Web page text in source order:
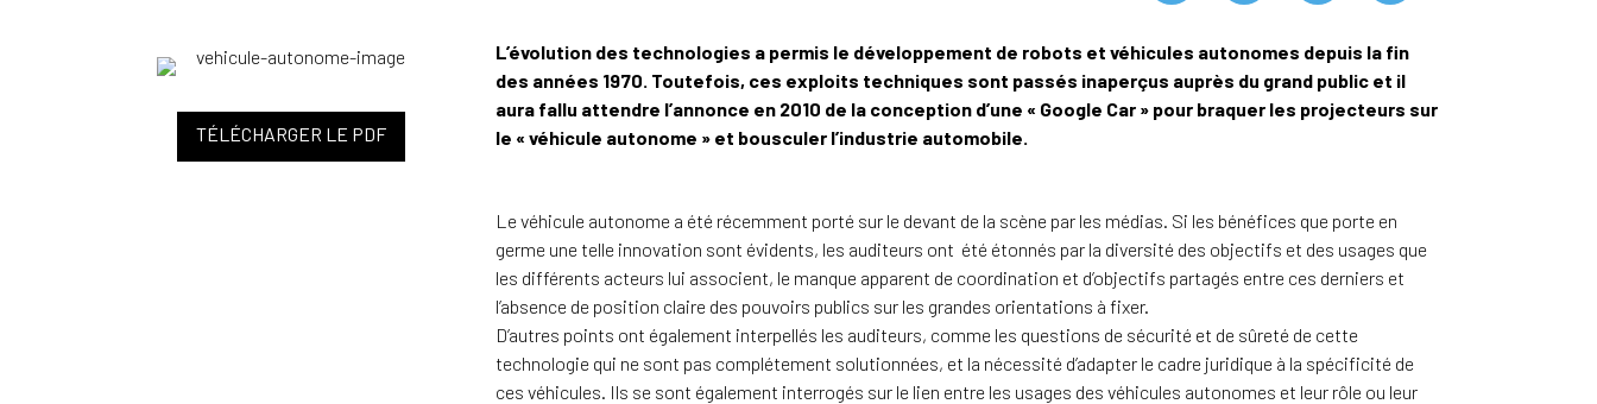
TÉLÉCHARGER LE PDF
L’évolution des technologies a permis le développement de robots et véhicules autonomes depuis la fin
des années 1970. Toutefois, ces exploits techniques sont passés inaperçus auprès du grand public et il
aura fallu attendre l’annonce en 2010 de la conception d’une « Google Car » pour braquer les projecteurs sur
le « véhicule autonome » et bousculer l’industrie automobile.
Le véhicule autonome a été récemment porté sur le devant de la scène par les médias. Si les bénéfices que porte en
germe une telle innovation sont évidents, les auditeurs ont été étonnés par la diversité des objectifs et des usages que
les différents acteurs lui associent, le manque apparent de coordination et d’objectifs partagés entre ces derniers et
l’absence de position claire des pouvoirs publics sur les grandes orientations à fixer.
D’autres points ont également interpellés les auditeurs, comme les questions de sécurité et de sûreté de cette
technologie qui ne sont pas complétement solutionnées, et la nécessité d’adapter le cadre juridique à la spécificité de
ces véhicules. Ils se sont également interrogés sur le lien entre les usages des véhicules autonomes et leur rôle ou leur